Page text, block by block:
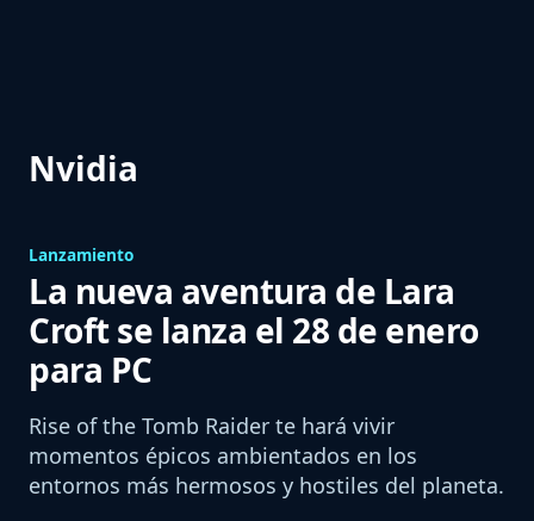
Nvidia
Lanzamiento
La nueva aventura de Lara
Croft se lanza el 28 de enero
para PC
Rise of the Tomb Raider te hará vivir
momentos épicos ambientados en los
entornos más hermosos y hostiles del planeta.